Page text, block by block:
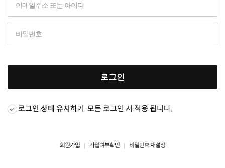
로그인
로그인 상태 유지하기. 모든 로그인 시 적용 됩니다.
회원가입 가입여부확인 비밀번호 재설정